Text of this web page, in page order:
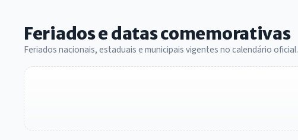
Feriados e datas comemorativas
Feriados nacionais, estaduais e municipais vigentes no calendário oficial.